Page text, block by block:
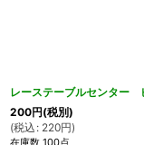
レーステーブルセンタ
200円(税別)
(税込 : 220円)
在庫数 100点